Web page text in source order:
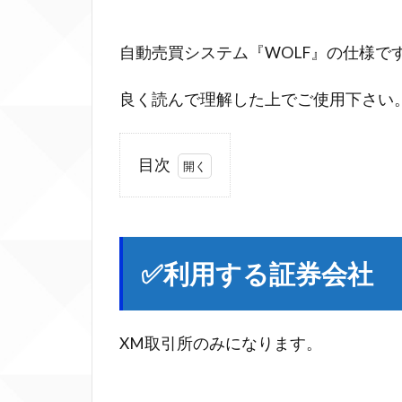
自動売買システム『WOLF』の仕様で
良く読んで理解した上でご使用下さい
目次
1
利
用
す
る
証
✅利用する証券会社
XM取引所のみになります。